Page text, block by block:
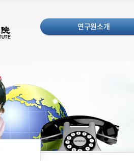
연구원소개